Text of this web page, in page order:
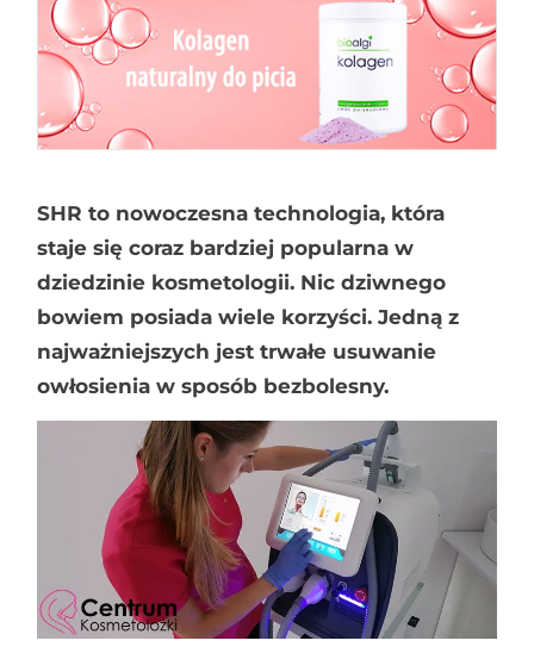
SHR to nowoczesna technologia, która
staje się coraz bardziej popularna w
dziedzinie kosmetologii. Nic dziwnego
bowiem posiada wiele korzyści. Jedną z
najważniejszych jest trwałe usuwanie
owłosienia w sposób bezbolesny.